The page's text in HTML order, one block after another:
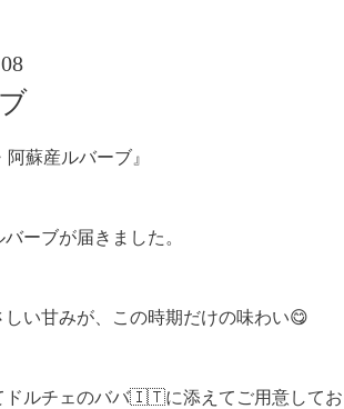
阿蘇産ルバーブ』
ーブが届きました。
い甘みが、この時期だけの味わい😋
ドルチェのババ🇮🇹に添えてご用意してお